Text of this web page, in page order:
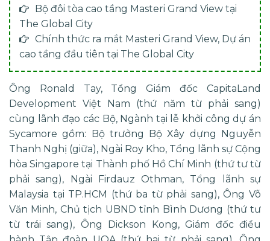
Bộ đôi tòa cao tầng Masteri Grand View tại
The Global City
Chính thức ra mắt Masteri Grand View, Dự án
cao tầng đầu tiên tại The Global City
Ông Ronald Tay, Tổng Giám đốc CapitaLand
Development Việt Nam (thứ năm từ phải sang)
cùng lãnh đạo các Bộ, Ngành tại lễ khởi côngdự án
Sycamore gồm: Bộ trưởng Bộ Xây dựng Nguyễn
Thanh Nghị (giữa), Ngài Roy Kho, Tổng lãnh sự Cộng
hòa Singapore tại Thành phố Hồ Chí Minh (thứ tư từ
phải sang), Ngài Firdauz Othman, Tổng lãnh sự
Malaysia tại TP.HCM (thứ ba từ phải sang), Ông Võ
Văn Minh, Chủ tịch UBND tỉnh Bình Dương (thứ tư
từ trái sang), Ông Dickson Kong, Giám đốc điều